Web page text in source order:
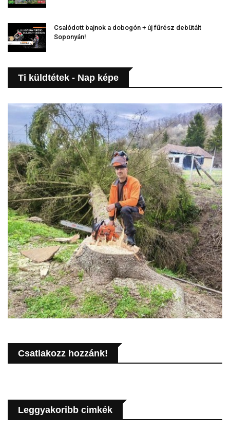
Csalódott bajnok a dobogón + új fűrész debütált
Soponyán!
Ti küldtétek - Nap képe
Csatlakozz hozzánk!
Leggyakoribb cimkék